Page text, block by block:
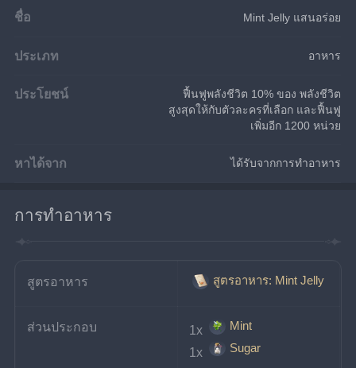
ชื่อ Mint Jelly แสนอร่อย
ประเภท อาหาร
ประโยชน์
ฟื้นฟูพลังชีวิต 10% ของ พลังชีวิต
สูงสุดให้กับตัวละครที่เลือก และฟื้นฟู
เพิ่มอีก 1200 หน่วย
หาได้จาก ได้รับจากการทำอาหาร
การทำอาหาร
สูตรอาหาร สูตรอาหาร: Mint Jelly
ส่วนประกอบ 1x
Mint
1x
Sugar